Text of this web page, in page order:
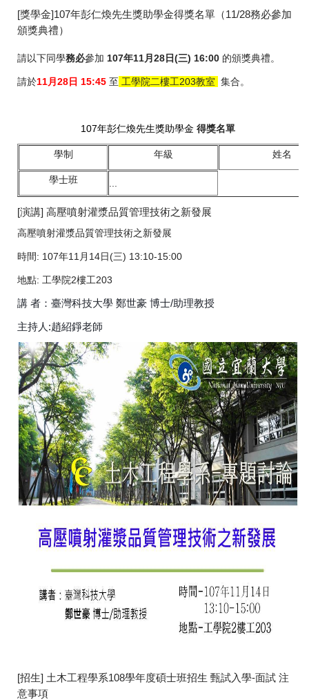
[獎學金]107年彭仁煥先生獎助學金得獎名單（11/28務必參加
頒獎典禮）
請以下同學務必參加 107年11月28日(三) 16:00 的頒獎典禮。
請於11月28日 15:45 至 工學院二樓工203教室 集合。
107年彭仁煥先生獎助學金 得獎名單
學制 年級 姓名
學士班 ...
[演講] 高壓噴射灌漿品質管理技術之新發展
高壓噴射灌漿品質管理技術之新發展
時間: 107年11月14日(三) 13:10-15:00
地點: 工學院2樓工203
講 者：臺灣科技大學 鄭世豪 博士/助理教授
主持人:趙紹錚老師
[招生] 土木工程學系108學年度碩士班招生 甄試入學-面試 注
意事項